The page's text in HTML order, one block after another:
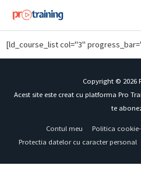
[ld_course_list col="3"
Copyright © 2026
Acest site este creat cu platforma Pro
te
Contul meu Politica
Protectia datelor cu caracter personal